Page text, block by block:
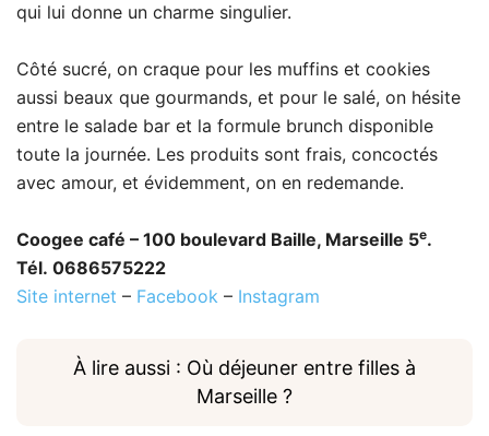
qui lui donne un charme singulier.
Côté sucré, on craque pour les muffins et cookies
aussi beaux que gourmands, et pour le salé, on hésite
entre le salade bar et la formule brunch disponible
toute la journée. Les produits sont frais, concoctés
avec amour, et évidemment, on en redemande.
Coogee café – 100 boulevard Baille, Marseille 5e.
Tél. 0686575222
Site internet – Facebook – Instagram
À lire aussi : Où déjeuner entre filles à
Marseille ?